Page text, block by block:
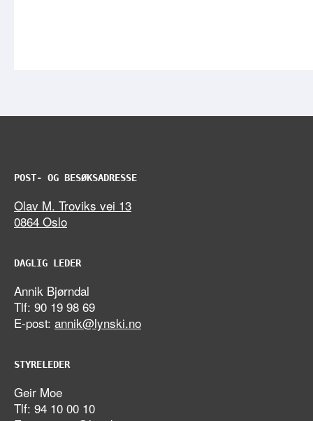
POST- OG BESØKSADRESSE
Olav M. Troviks vei 13
0864 Oslo
DAGLIG LEDER
Annik Bjørndal
Tlf: 90 19 98 69
E-post: annik@lynski.no
STYRELEDER
Geir Moe
Tlf: 94 10 00 10